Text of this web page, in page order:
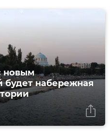
новым
набережная